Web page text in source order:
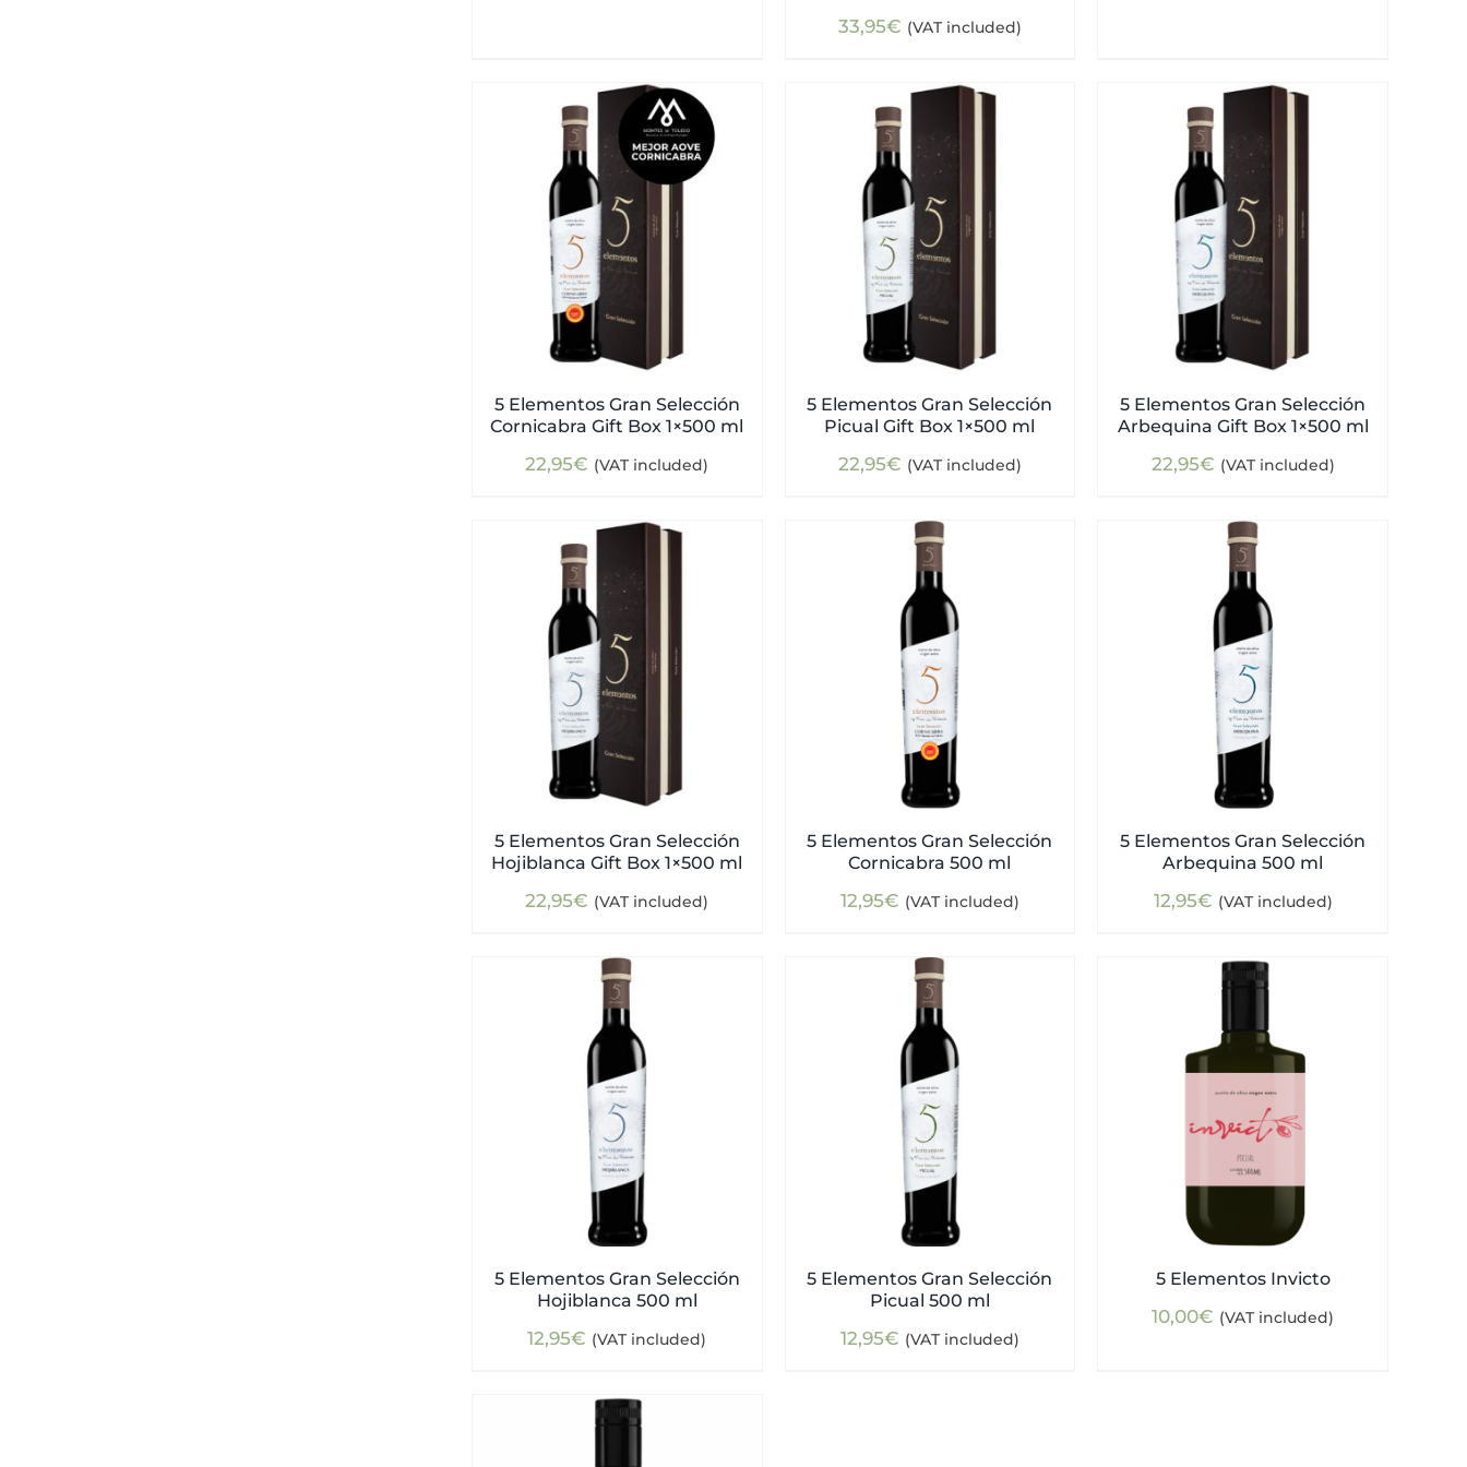
33,95€ (VAT included)
5 Elementos Gran Selección
Cornicabra Gift Box 1×500 ml
22,95€ (VAT included)
5 Elementos Gran Selección
Picual Gift Box 1×500 ml
22,95€ (VAT included)
5 Elementos Gran Selección
Arbequina Gift Box 1×500 ml
22,95€ (VAT included)
5 Elementos Gran Selección
Hojiblanca Gift Box 1×500 ml
22,95€ (VAT included)
5 Elementos Gran Selección
Cornicabra 500 ml
12,95€ (VAT included)
5 Elementos Gran Selección
Arbequina 500 ml
12,95€ (VAT included)
5 Elementos Gran Selección
Hojiblanca 500 ml
12,95€ (VAT included)
5 Elementos Gran Selección
Picual 500 ml
12,95€ (VAT included)
5 Elementos Invicto
10,00€ (VAT included)